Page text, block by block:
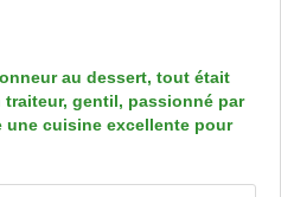
au dessert, tout était
gentil, passionné par
une cuisine excellente pour